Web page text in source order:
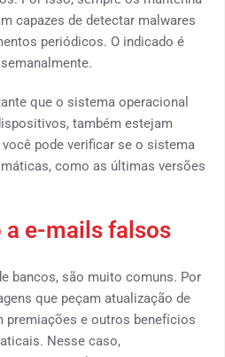
capazes de detectar malwares
periódicos. O indicado é
que o sistema operacional
também estejam
pode verificar se o sistema
como as últimas versões
a e-mails falsos
bancos, são muito comuns. Por
que peçam atualização de
premiações e outros benefícios
Nesse caso,